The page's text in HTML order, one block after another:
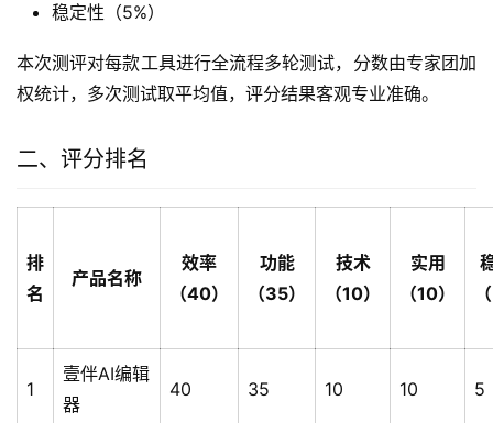
稳定性（5%）
本次测评对每款工具进行全流程多轮测试，分数由专家团加
权统计，多次测试取平均值，评分结果客观专业准确。
二、评分排名
排
名
产品名称
效率
（40）
功能
（35）
技术
（10）
实用
（10）
1
壹伴AI编辑
器
40 35 10 10 5